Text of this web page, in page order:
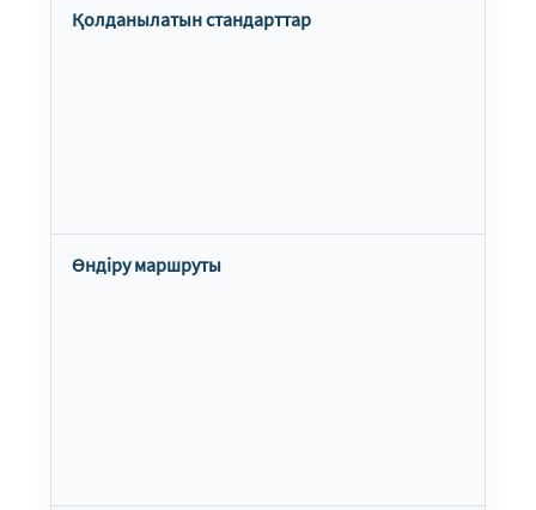
Қолданылатын стандарттар
Өндіру маршруты